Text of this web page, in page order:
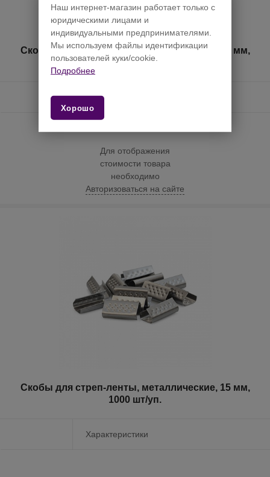
Скобы для стреп-ленты, металлические, 12 мм,
1000 шт/уп.
Характеристики
Для отображения
стоимости товара
необходимо
Авторизоваться на сайте
Скобы для стреп-ленты, металлические, 15 мм,
1000 шт/уп.
Характеристики
Наш интернет-магазин работает только с
юридическими лицами и
индивидуальными предпринимателями.
Мы используем файлы идентификации
пользователей куки/cookie.
Подробнее
Хорошо